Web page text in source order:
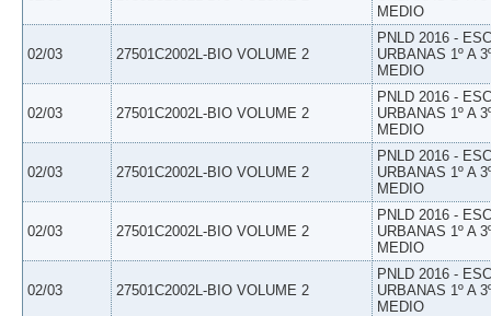
MEDIO
02/03 27501C2002L-BIO VOLUME 2
PNLD 2016 -
URBANAS 1º A
MEDIO
02/03 27501C2002L-BIO VOLUME 2
PNLD 2016 -
URBANAS 1º A
MEDIO
02/03 27501C2002L-BIO VOLUME 2
PNLD 2016 -
URBANAS 1º A
MEDIO
02/03 27501C2002L-BIO VOLUME 2
PNLD 2016 -
URBANAS 1º A
MEDIO
02/03 27501C2002L-BIO VOLUME 2
PNLD 2016 -
URBANAS 1º A
MEDIO